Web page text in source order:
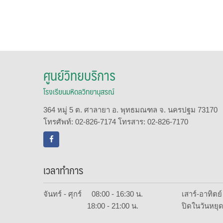
ศูนย์วิทยบริการ
โรงเรียนมหิดลวิทยานุสรณ์
364 หมู่ 5 ต. ศาลายา อ. พุทธมณฑล จ. นครปฐม 73170
โทรศัพท์: 02-826-7174 โทรสาร: 02-826-7170
เวลาทำการ
จันทร์ - ศุกร์ 08:00 - 16:30 น.
18:00 - 21:00 น.
เสาร์-อาทิ
ปิดในวันหยุ